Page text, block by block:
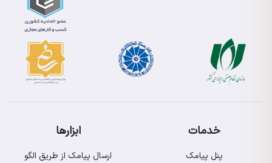
خدمات
پنل پیامک
ابزارها
ارسال پیامک از طریق الگو